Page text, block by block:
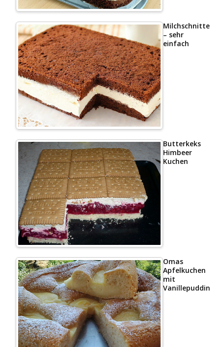
– sehr
einfach
Butterkeks
Himbeer
Kuchen
Omas
Apfelkuchen
mit
Vanillepudding